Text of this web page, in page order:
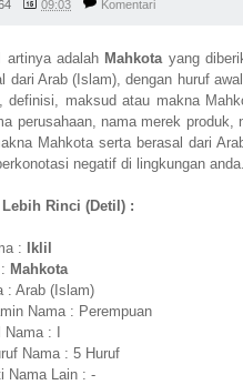
09:03 Komentari
artinya adalah Mahkotayang
dari Arab (Islam), dengan huruf
definisi, maksud atau makna
perusahaan, nama merek
Mahkota serta berasal dari
negatif di lingkungan anda.
Lebih Rinci (Detil) :
:
Iklil
Mahkota
: Arab (Islam)
Nama : Perempuan
: I
Nama : 5 Huruf
Nama Lain : -